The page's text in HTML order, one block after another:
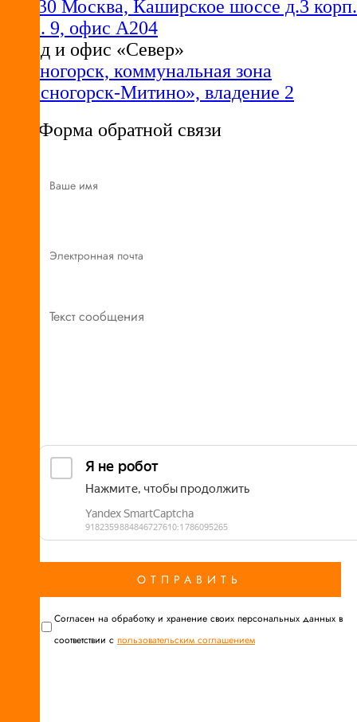
115230 Москва, Каширское шоссе д.3 корп.
2 стр. 9, офис А204
Склад и офис «Север»
Красногорск, коммунальная зона
«Красногорск-Митино», владение 2
Форма обратной связи
Cогласен на обработку и хранение своих персональных данных в
соответствии с пользовательским соглашением